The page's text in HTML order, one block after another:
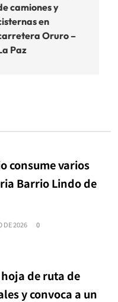
camiones y
en
Oruro –
Paz
consume varios
Barrio Lindo de
DE 2026 0
de ruta de
y convoca a un